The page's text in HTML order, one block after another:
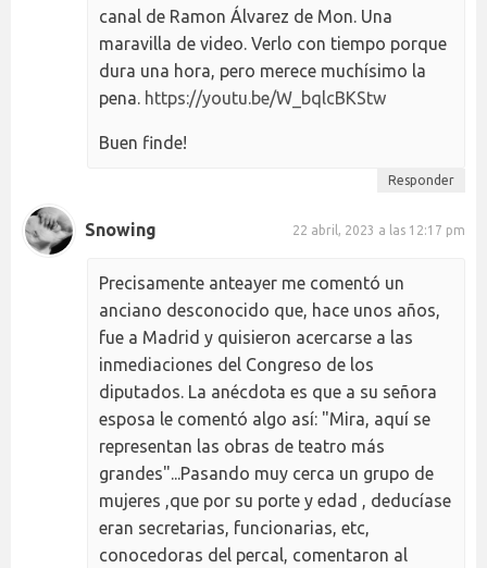
canal de Ramon Álvarez de Mon. Una
maravilla de video. Verlo con tiempo porque
dura una hora, pero merece muchísimo la
pena. https://youtu.be/W_bqlcBKStw
Buen finde!
Responder
Snowing 22 abril, 2023 a las 12:17 pm
Precisamente anteayer me comentó un
anciano desconocido que, hace unos años,
fue a Madrid y quisieron acercarse a las
inmediaciones del Congreso de los
diputados. La anécdota es que a su señora
esposa le comentó algo así: "Mira, aquí se
representan las obras de teatro más
grandes"...Pasando muy cerca un grupo de
mujeres ,que por su porte y edad , deducíase
eran secretarias, funcionarias, etc,
conocedoras del percal, comentaron al